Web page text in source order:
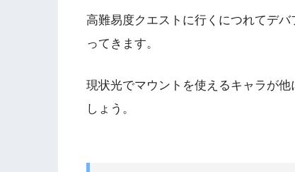
高難易度クエストに行くにつれてデ
ってきます。
現状光でマウントを使えるキャラが
しょう。